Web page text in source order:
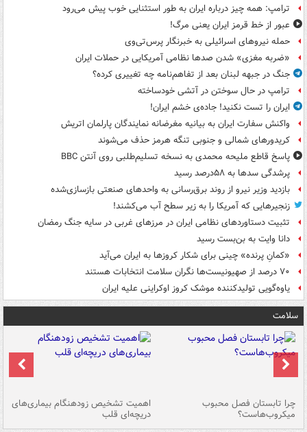
ترامپ: همه چیز درباره ایران به طور استثنایی خوب پیش می‌رود
عبور از خط قرمز ایران یعنی مرگ!
حمله نیروهای اسرائیلی به خبرنگار پرس‌تی‌وی
«ضربه مغزی» شدن صدها نظامی آمریکایی در حملات ایران
جنگ در جبهه لبنان بعد از تفاهم‌نامه چه تغییری کرده؟
ترامپ در حال سوختن در آتشی خودساخته
ایران را تست نکنید! جاده‌ی خشم ایران!
واکنش سفارت ایران به بیانیه مغرضانه نمایندگان پارلمان اتریش
کریدورهای شمالی و جنوبی تنگه هرمز حذف می‌شوند
پاسخ قاطع ملیحه محمدی به نسخه تسلیم‌طلبی روی آنتن BBC
پرشدگی سدها به ۵۸درصد رسید
بازدید وزیر نیرو از روند برق‌رسانی به واحدهای صنعتی بازسازی‌شده
زنجیرهایی که آمریکا را به زیر سطح آب می‌کشند!
تثبیت دستاوردهای نظامی ایران در مرزهای غربی در سایه جنگ رمضان
دانا وایت به بن‌بست رسید
«کمانِ پرنده» چینی برای شکار کروزها به ایران می‌آید
۷۰ درصد از صهیونیست‌ها نگران سلامت انتخابات هستند
یاوه‌گویی تولیدکننده موشک کروز اوکراینی علیه ایران
سلامت
چرا تابستان فصل محبوب
میکروب‌هاست؟
اهمیت تشخیص زودهنگام بیماری‌های
دریچه‌ای قلب